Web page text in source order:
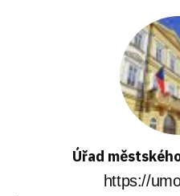
Úřad
https://